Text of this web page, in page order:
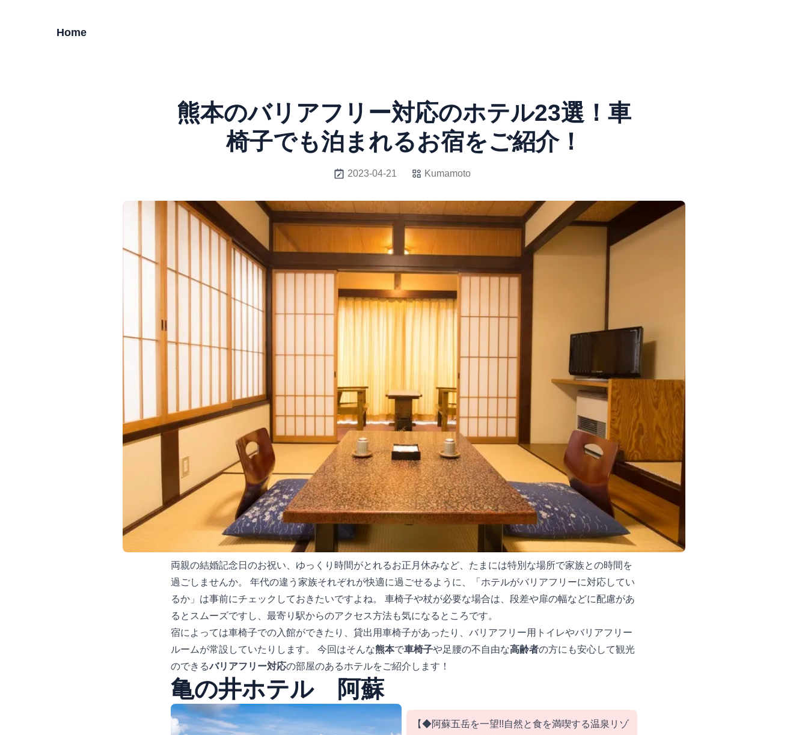
Home
熊本のバリアフリー対応のホテル23選！車
椅子でも泊まれるお宿をご紹介！
2023-04-21 Kumamoto
両親の結婚記念日のお祝い、ゆっくり時間がとれるお正月休みなど、たまには特別な場所で家族との時間を
過ごしませんか。 年代の違う家族それぞれが快適に過ごせるように、「ホテルがバリアフリーに対応してい
るか」は事前にチェックしておきたいですよね。 車椅子や杖が必要な場合は、段差や扉の幅などに配慮があ
るとスムーズですし、最寄り駅からのアクセス方法も気になるところです。
宿によっては車椅子での入館ができたり、貸出用車椅子があったり、バリアフリー用トイレやバリアフリー
ルームが常設していたりします。 今回はそんな熊本で車椅子や足腰の不自由な高齢者の方にも安心して観光
のできるバリアフリー対応の部屋のあるホテルをご紹介します！
亀の井ホテル 阿蘇
【◆阿蘇五岳を一望!!自然と食を満喫する温泉リゾ